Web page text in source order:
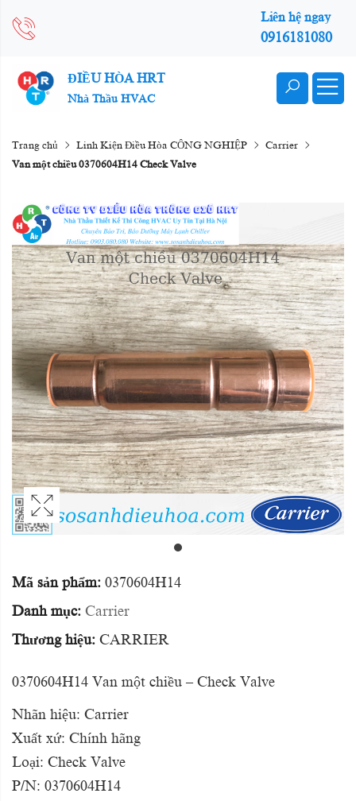
Liên hệ ngay
0916181080
ĐIỀU HÒA HRT
Nhà Thầu HVAC
Trang chủ Linh Kiện Điều Hòa CÔNG NGHIỆP
Carrier
Van một chiều 0370604H14 Check Valve
Mã sản phẩm: 0370604H14
Danh mục: Carrier
Thương hiệu: CARRIER
0370604H14 Van một chiều – Check Valve
Nhãn hiệu: Carrier
Xuất xứ: Chính hãng
Loại: Check Valve
P/N: 0370604H14